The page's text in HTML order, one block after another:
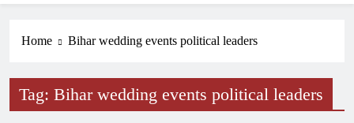
Home Bihar wedding events political leaders
Tag: Bihar wedding events political leaders